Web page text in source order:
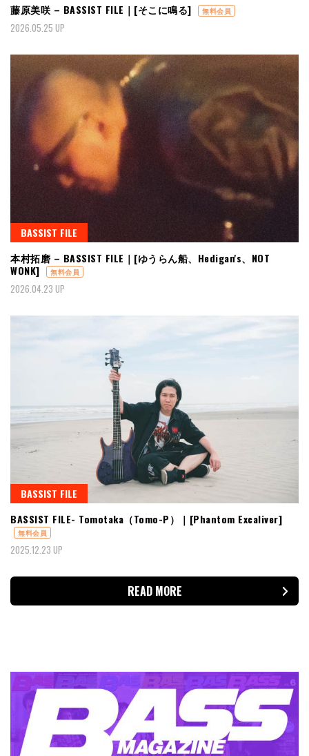
藤原美咲 – BASSIST FILE｜[そこに鳴る]
無料会員
2026.05.25 UP
BASSIST FILE
本村拓磨 – BASSIST FILE｜[ゆうらん船、Hedigan's、NOT
WONK]
無料会員
2026.04.23 UP
BASSIST FILE
BASSIST FILE- Tomotaka（Tomo-P）｜[Phantom Excaliver]
無料会員
2025.12.23 UP
READ MORE